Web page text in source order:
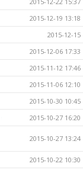
2015-12-19 13:18
2015-12-15
2015-12-06 17:33
2015-11-12 17:46
2015-11-06 12:10
2015-10-30 10:45
2015-10-27 16:20
2015-10-27 13:24
2015-10-22 10:30